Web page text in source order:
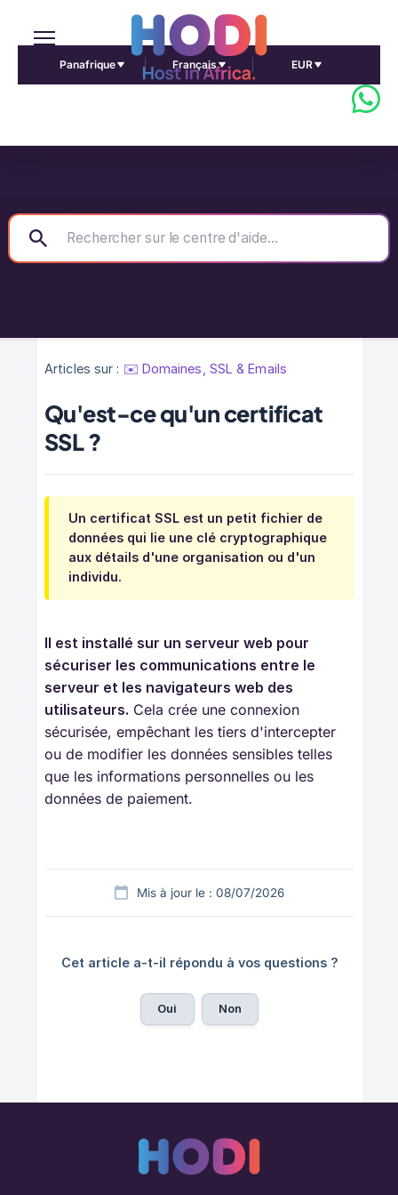
Panafrique Français EUR
Articles sur : ✉️ Domaines, SSL & Emails
Qu'est-ce qu'un certificat
SSL ?
Un certificat SSL est un petit fichier de
données qui lie une clé cryptographique
aux détails d'une organisation ou d'un
individu.
Il est installé sur un serveur web pour
sécuriser les communications entre le
serveur et les navigateurs web des
utilisateurs. Cela crée une connexion
sécurisée, empêchant les tiers d'intercepter
ou de modifier les données sensibles telles
que les informations personnelles ou les
données de paiement.
Mis à jour le : 08/07/2026
Cet article a-t-il répondu à vos questions ?
Oui Non